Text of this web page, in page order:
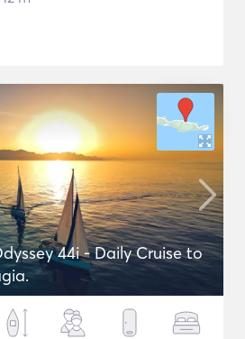
44i - Daily Cruise to